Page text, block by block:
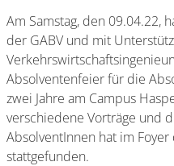
Am Samstag, den 09.04.22,
der GABV und mit
Absolventenfeier für die
zwei Jahre am Campus
verschiedene Vorträge und
AbsolventInnen hat im
stattgefunden.